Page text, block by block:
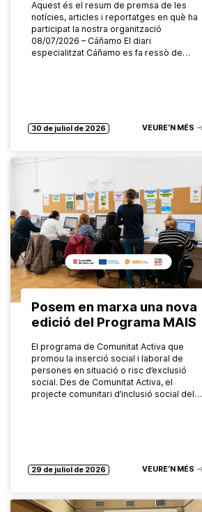
Aquest és el resum de premsa de les
notícies, articles i reportatges en què ha
participat la nostra organització
08/07/2026 – Cáñamo El diari
especialitzat Cáñamo es fa ressò de…
30 de juliol de 2026 VEURE’N MÉS
Posem en marxa una nova
edició del Programa MAIS
El programa de Comunitat Activa que
promou la inserció social i laboral de
persones en situació o risc d’exclusió
social. Des de Comunitat Activa, el
projecte comunitari d’inclusió social del…
29 de juliol de 2026 VEURE’N MÉS